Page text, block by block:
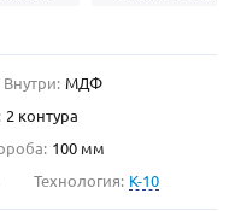
Внутри: МДФ
2 контура
100 мм
Технология: K-10